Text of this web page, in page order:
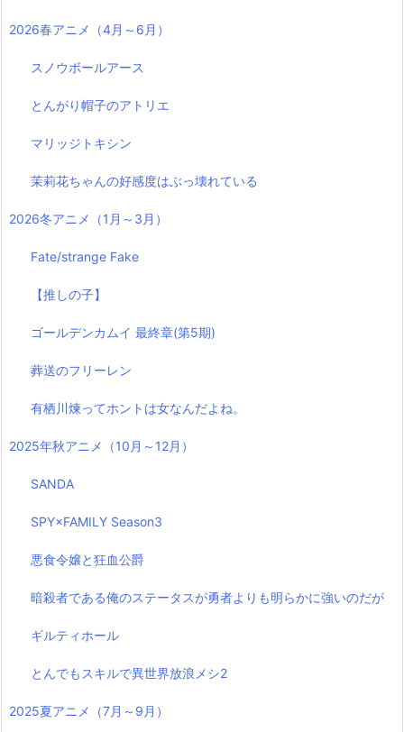
2026春アニメ（4月～6月）
スノウボールアース
とんがり帽子のアトリエ
マリッジトキシン
茉莉花ちゃんの好感度はぶっ壊れている
2026冬アニメ（1月～3月）
Fate/strange Fake
【推しの子】
ゴールデンカムイ 最終章(第5期)
葬送のフリーレン
有栖川煉ってホントは女なんだよね。
2025年秋アニメ（10月～12月）
SANDA
SPY×FAMILY Season3
悪食令嬢と狂血公爵
暗殺者である俺のステータスが勇者よりも明らかに強いのだが
ギルティホール
とんでもスキルで異世界放浪メシ2
2025夏アニメ（7月～9月）